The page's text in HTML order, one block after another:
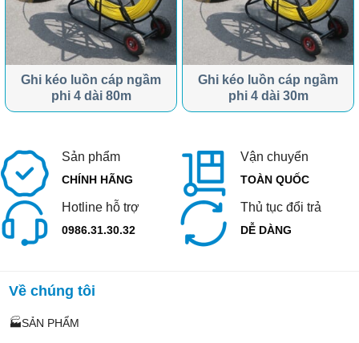
Ghi kéo luồn cáp ngầm
phi 4 dài 80m
Ghi kéo luồn cáp ngầm
phi 4 dài 30m
Sản phẩm
CHÍNH HÃNG
Vận chuyển
TOÀN QUỐC
Hotline hỗ trợ
0986.31.30.32
Thủ tục đổi trả
DỄ DÀNG
Về chúng tôi
🏭SẢN PHẨM